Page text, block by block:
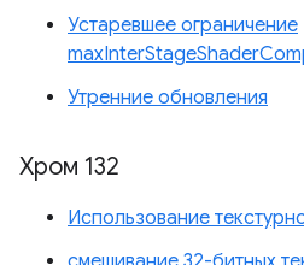
Устаревшее ограничение
Утренние обновления
Хром 132
Использование